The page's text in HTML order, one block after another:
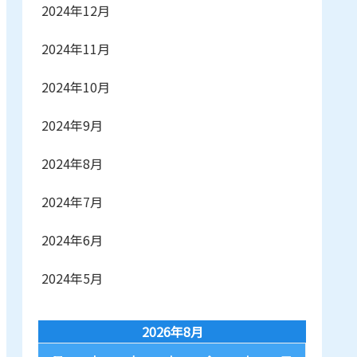
2024年12月
2024年11月
2024年10月
2024年9月
2024年8月
2024年7月
2024年6月
2024年5月
2026年8月